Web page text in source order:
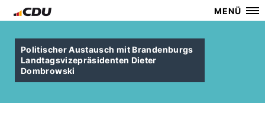
MENÜ
Politischer Austausch mit Brandenburgs
Landtagsvizepräsidenten Dieter
Dombrowski